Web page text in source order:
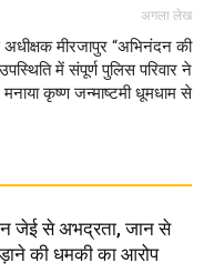
अगला लेख
मीरजापुर “अभिनंदन की
उपस्थिति में संपूर्ण पुलिस परिवार ने
मनाया कृष्ण जन्माष्टमी धूमधाम से
जेई से अभद्रता, जान से
की धमकी का आरोप